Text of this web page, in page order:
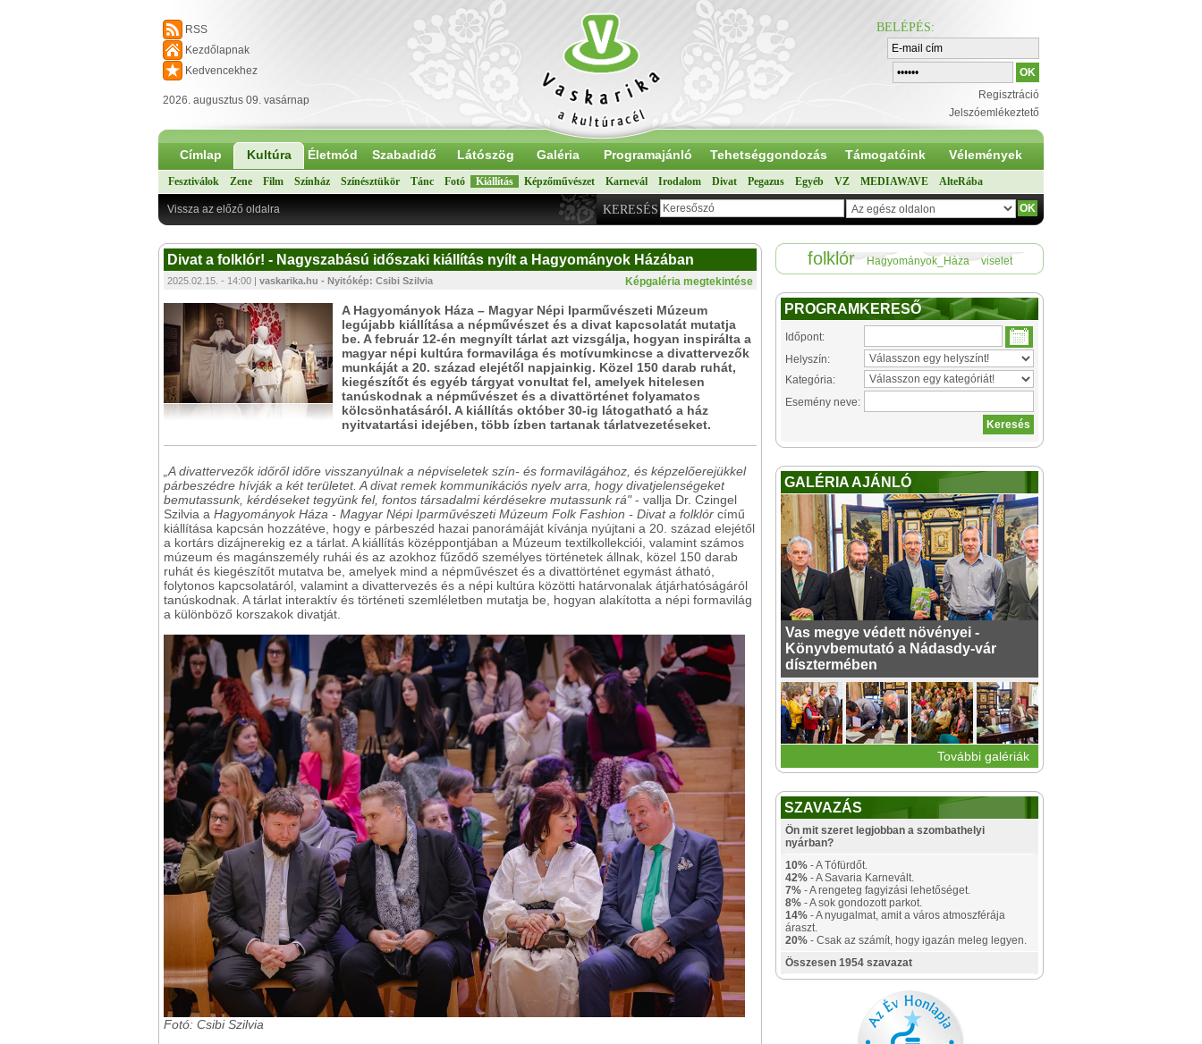
RSS
Kezdőlapnak
Kedvencekhez
2026. augusztus 09. vasárnap
BELÉPÉS:
Regisztráció
Jelszóemlékeztető
Címlap Kultúra Életmód Szabadidő Látószög Galéria Programajánló Tehetséggondozás Támogatóink Vélemények
Fesztiválok Zene Film Színház Színésztükör Tánc Fotó Kiállítás Képzőművészet Karnevál Irodalom Divat Pegazus Egyéb VZ MEDIAWAVE AlteRába
KERESÉS
Vissza az előző oldalra
Divat a folklór! - Nagyszabású időszaki kiállítás nyílt a Hagyományok Házában
Képgaléria megtekintése
2025.02.15. - 14:00 | vaskarika.hu - Nyitókép: Csibi Szilvia
A Hagyományok Háza – Magyar Népi Iparművészeti Múzeum
legújabb kiállítása a népművészet és a divat kapcsolatát mutatja
be. A február 12-én megnyílt tárlat azt vizsgálja, hogyan inspirálta a
magyar népi kultúra formavilága és motívumkincse a divattervezők
munkáját a 20. század elejétől napjainkig. Közel 150 darab ruhát,
kiegészítőt és egyéb tárgyat vonultat fel, amelyek hitelesen
tanúskodnak a népművészet és a divattörténet folyamatos
kölcsönhatásáról. A kiállítás október 30-ig látogatható a ház
nyitvatartási idejében, több ízben tartanak tárlatvezetéseket.
„A divattervezők időről időre visszanyúlnak a népviseletek szín- és formavilágához, és képzelőerejükkel
párbeszédre hívják a két területet. A divat remek kommunikációs nyelv arra, hogy divatjelenségeket
bemutassunk, kérdéseket tegyünk fel, fontos társadalmi kérdésekre mutassunk rá"- vallja Dr. Czingel
Szilvia a Hagyományok Háza - Magyar Népi Iparművészeti Múzeum Folk Fashion - Divat a folklór című
kiállítása kapcsán hozzátéve, hogy e párbeszéd hazai panorámáját kívánja nyújtani a 20. század elejétől
a kortárs dizájnerekig ez a tárlat. A kiállítás középpontjában a Múzeum textilkollekciói, valamint számos
múzeum és magánszemély ruhái és az azokhoz fűződő személyes történetek állnak, közel 150 darab
ruhát és kiegészítőt mutatva be, amelyek mind a népművészet és a divattörténet egymást átható,
folytonos kapcsolatáról, valamint a divattervezés és a népi kultúra közötti határvonalak átjárhatóságáról
tanúskodnak. A tárlat interaktív és történeti szemléletben mutatja be, hogyan alakította a népi formavilág
a különböző korszakok divatját.
Fotó: Csibi Szilvia
folklór Hagyományok_Háza viselet
PROGRAMKERESŐ
Időpont:
Helyszín:
Kategória:
Esemény neve:
GALÉRIA AJÁNLÓ
Vas megye védett növényei -
Könyvbemutató a Nádasdy-vár
dísztermében
További galériák
SZAVAZÁS
Ön mit szeret legjobban a szombathelyi
nyárban?
10% - A Tófürdőt.
42% - A Savaria Karnevált.
7% - A rengeteg fagyizási lehetőséget.
8% - A sok gondozott parkot.
14% - A nyugalmat, amit a város atmoszférája
áraszt.
20% - Csak az számít, hogy igazán meleg legyen.
Összesen 1954 szavazat